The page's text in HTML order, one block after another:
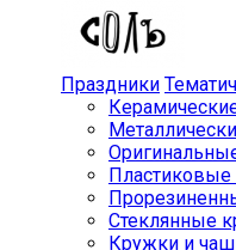
Праздники
Стеклянные
Кружки и